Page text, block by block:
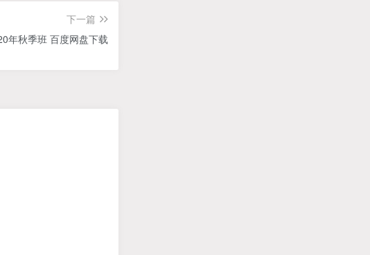
下一篇
年秋季班 百度网盘下载